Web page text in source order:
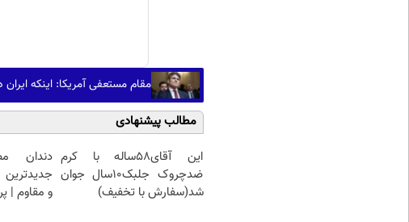
مقام مستعفی آمریکا: اینکه
مطالب پیشنهادی
این آقای58ساله با کرم
ضدچروک جلبک10سال جوان
شد(سفارش با تخفیف)
دندان
جدیدترین
و مقاوم |